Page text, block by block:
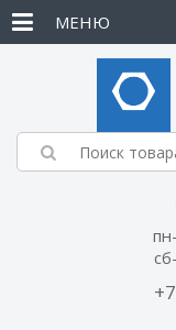
МЕНЮ
Производители